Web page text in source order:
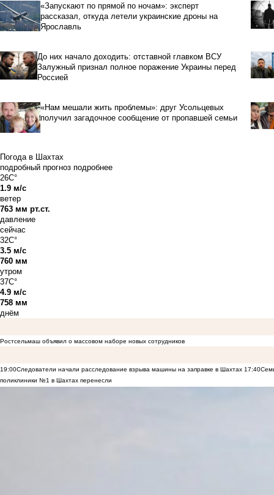
«Запускают по прямой по ночам»: эксперт
рассказал, откуда летели украинские дроны на
Ярославль
До них начало доходить: отставной главком ВСУ
Залужный признал полное поражение Украины перед
Россией
«Нам мешали жить проблемы»: друг Усольцевых
получил загадочное сообщение от пропавшей семьи
Погода в Шахтах
подробный прогноз подробнее
26C°
1.9 м/с
ветер
763 мм рт.ст.
давление
сейчас
32C°
3.5 м/с
760 мм
утром
37C°
4.9 м/с
758 мм
днём
Ростсельмаш объявил о массовом наборе новых сотрудников
19:00Следователи начали расследование взрыва машины на заправке в Шахтах 17:40
поликлиники №1 в Шахтах перенесли